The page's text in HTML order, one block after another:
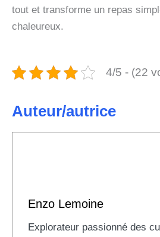
tout et transforme un repas
chaleureux.
4/5 - (22
Auteur/autrice
Enzo Lemoine
Explorateur passionné des